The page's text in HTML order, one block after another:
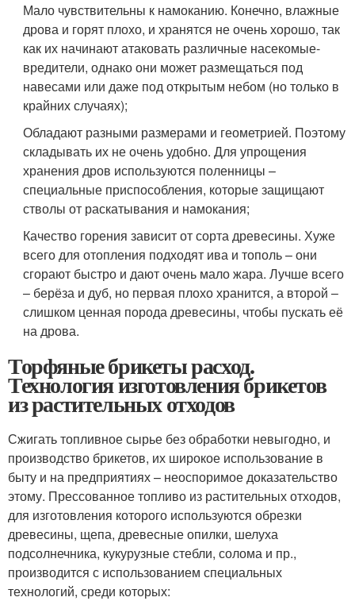
Мало чувствительны к намоканию. Конечно, влажные
дрова и горят плохо, и хранятся не очень хорошо, так
как их начинают атаковать различные насекомые-
вредители, однако они может размещаться под
навесами или даже под открытым небом (но только в
крайних случаях);
Обладают разными размерами и геометрией. Поэтому
складывать их не очень удобно. Для упрощения
хранения дров используются поленницы –
специальные приспособления, которые защищают
стволы от раскатывания и намокания;
Качество горения зависит от сорта древесины. Хуже
всего для отопления подходят ива и тополь – они
сгорают быстро и дают очень мало жара. Лучше всего
– берёза и дуб, но первая плохо хранится, а второй –
слишком ценная порода древесины, чтобы пускать её
на дрова.
Торфяные брикеты расход.
Технология изготовления брикетов
из растительных отходов
Сжигать топливное сырье без обработки невыгодно, и
производство брикетов, их широкое использование в
быту и на предприятиях – неоспоримое доказательство
этому. Прессованное топливо из растительных отходов,
для изготовления которого используются обрезки
древесины, щепа, древесные опилки, шелуха
подсолнечника, кукурузные стебли, солома и пр.,
производится с использованием специальных
технологий, среди которых: